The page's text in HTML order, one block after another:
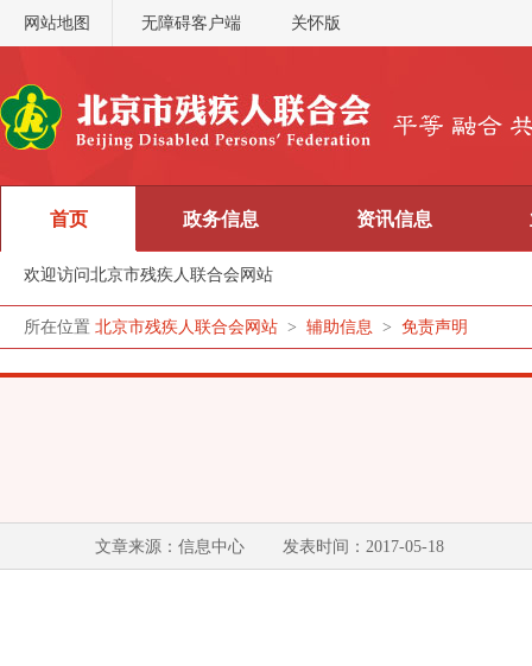
网站地图 无障碍客户端 关怀版
首页
欢迎访问北京市残疾人联合会网站
政务信息 资讯信息
所在位置 北京市残疾人联合会网站 > 辅助信息 > 免责声明
文章来源：信息中心 发表时间：2017-05-18